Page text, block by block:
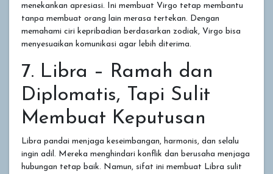
menekankan apresiasi. Ini membuat Virgo tetap membantu
tanpa membuat orang lain merasa tertekan. Dengan
memahami ciri kepribadian berdasarkan zodiak, Virgo bisa
menyesuaikan komunikasi agar lebih diterima.
7. Libra – Ramah dan
Diplomatis, Tapi Sulit
Membuat Keputusan
Libra pandai menjaga keseimbangan, harmonis, dan selalu
ingin adil. Mereka menghindari konflik dan berusaha menjaga
hubungan tetap baik. Namun, sifat ini membuat Libra sulit